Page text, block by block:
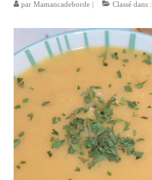
par Mamancadeborde | Classé dans :